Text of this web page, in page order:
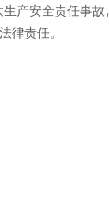
产安全责任事故,
责任。